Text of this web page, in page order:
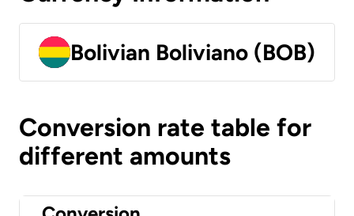
Bolivian Boliviano (BOB)
Conversion rate table for
different amounts